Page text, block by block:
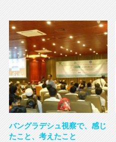
バングラデシュ視察で、感じ
たこと、考えたこと